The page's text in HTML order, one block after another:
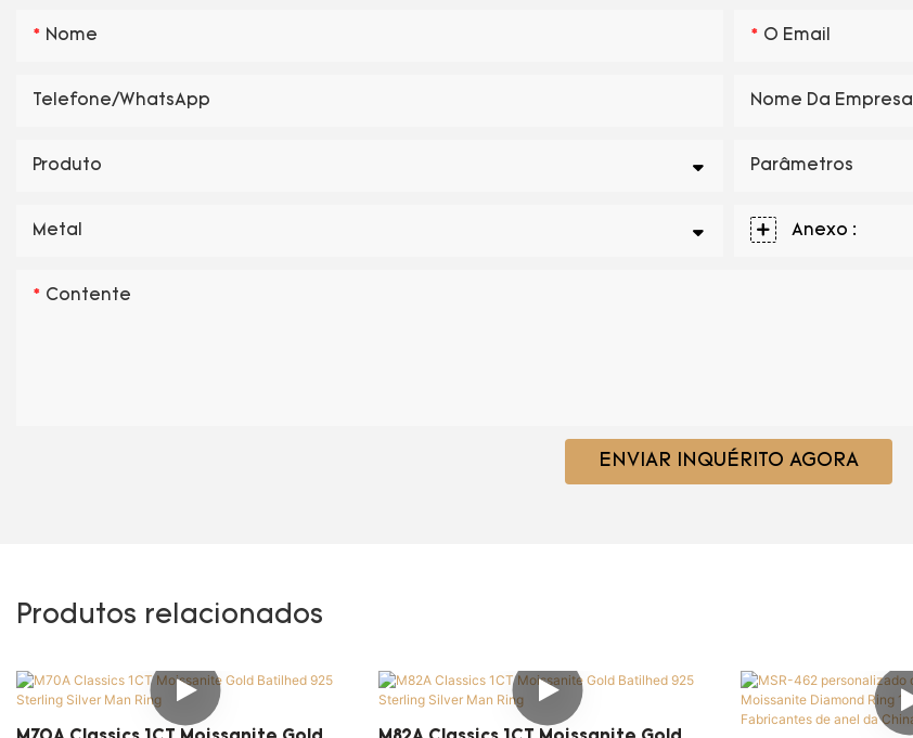
Nome O Email
Telefone/WhatsApp Nome Da Empresa
Produto Parâmetros
Metal Anexo :
Contente
ENVIAR INQUÉRITO AGORA
Produtos relacionados